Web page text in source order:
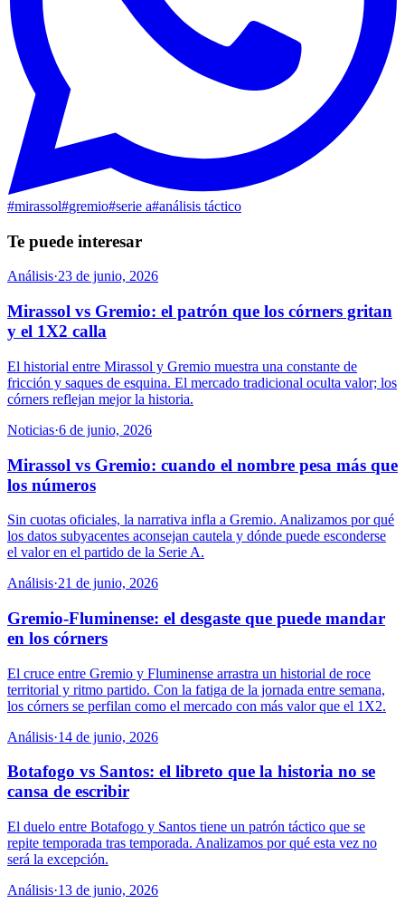
#mirassol#gremio#serie a#análisis táctico
Te puede interesar
Análisis·23 de junio, 2026
Mirassol vs Gremio: el patrón que los córners gritan
y el 1X2 calla
El historial entre Mirassol y Gremio muestra una constante de
fricción y saques de esquina. El mercado tradicional oculta valor; los
córners reflejan mejor la historia.
Noticias·6 de junio, 2026
Mirassol vs Gremio: cuando el nombre pesa más que
los números
Sin cuotas oficiales, la narrativa infla a Gremio. Analizamos por qué
los datos subyacentes aconsejan cautela y dónde puede esconderse
el valor en el partido de la Serie A.
Análisis·21 de junio, 2026
Gremio-Fluminense: el desgaste que puede mandar
en los córners
El cruce entre Gremio y Fluminense arrastra un historial de roce
territorial y ritmo partido. Con la fatiga de la jornada entre semana,
los córners se perfilan como el mercado con más valor que el 1X2.
Análisis·14 de junio, 2026
Botafogo vs Santos: el libreto que la historia no se
cansa de escribir
El duelo entre Botafogo y Santos tiene un patrón táctico que se
repite temporada tras temporada. Analizamos por qué esta vez no
será la excepción.
Análisis·13 de junio, 2026